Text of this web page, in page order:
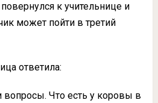
к учительнице и
может пойти в третий
ответила:
вопросы. Что есть у коровы в